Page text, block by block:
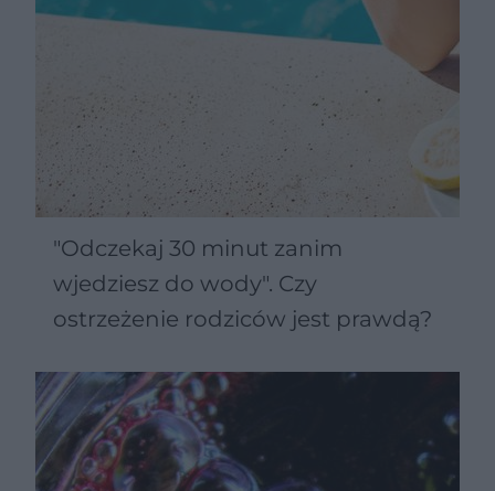
"Odczekaj 30 minut zanim
wjedziesz do wody". Czy
ostrzeżenie rodziców jest prawdą?